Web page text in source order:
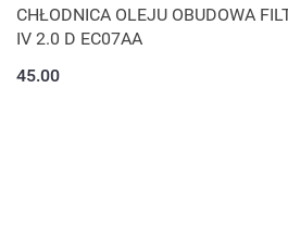
CHŁODNICA OLEJU OBUDOWA
IV 2.0 D EC07AA
45.00